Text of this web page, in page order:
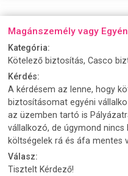
Magánszemély vagy
Kategória:
Kötelező biztosítás, Casco
Kérdés:
A kérdésem az lenne, hogy
biztosításomat egyéni
az üzemben tartó is
vállalkozó, de úgymond nincs
költségelek rá és áfa mentes
Válasz:
Tisztelt Kérdező!